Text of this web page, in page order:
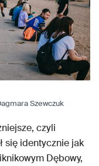
Szewczuk
czyli
się identycznie jak
Dębowy,